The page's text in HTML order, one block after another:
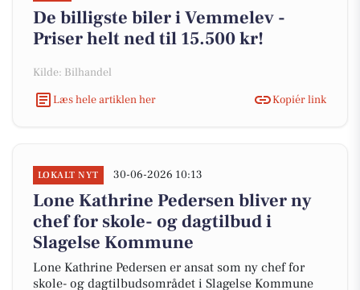
De billigste biler i Vemmelev -
Priser helt ned til 15.500 kr!
Kilde: Bilhandel
Læs hele artiklen her
Kopiér link
LOKALT NYT 30-06-2026 10:13
Lone Kathrine Pedersen bliver ny
chef for skole- og dagtilbud i
Slagelse Kommune
Lone Kathrine Pedersen er ansat som ny chef for
skole- og dagtilbudsområdet i Slagelse Kommune